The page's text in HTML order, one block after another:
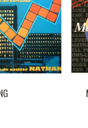
MAXI BOURSE